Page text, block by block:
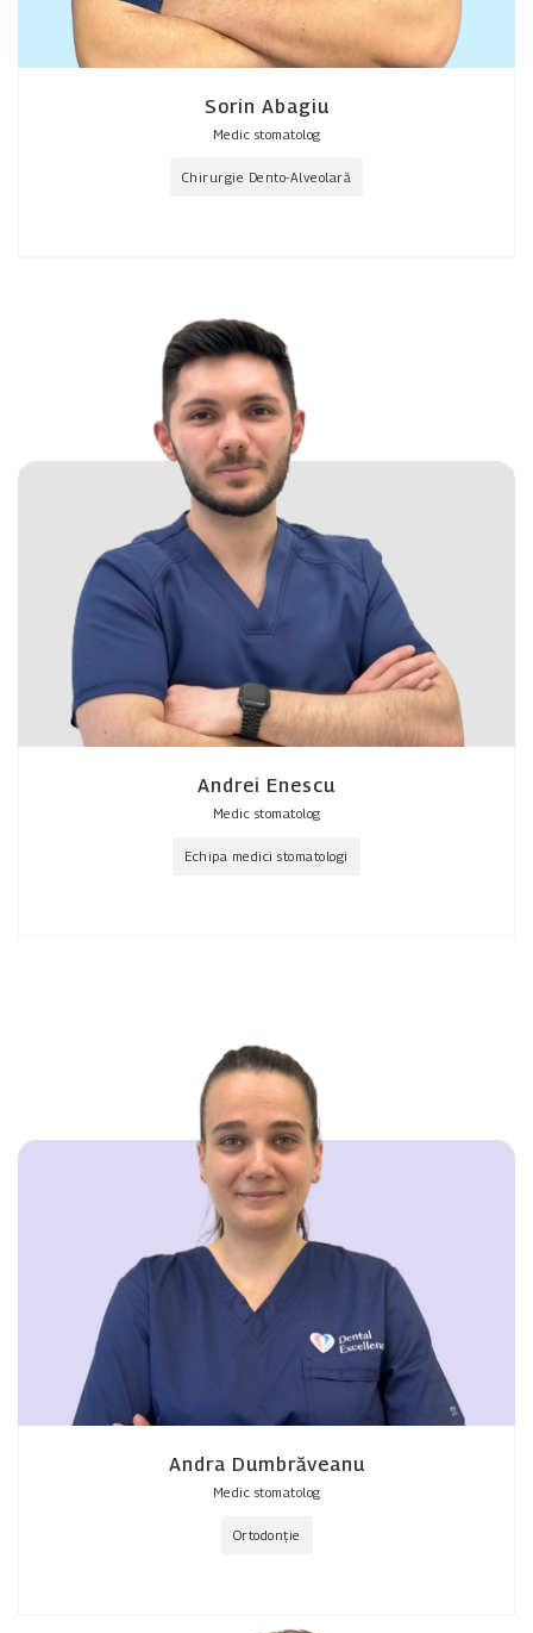
Sorin Abagiu
Medic stomatolog
Chirurgie Dento-Alveolară
Andrei Enescu
Medic stomatolog
Echipa medici stomatologi
Andra Dumbrăveanu
Medic stomatolog
Ortodonție